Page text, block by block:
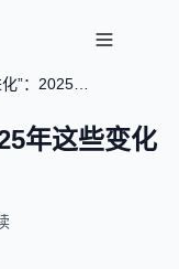
”：2025年
年这些变化